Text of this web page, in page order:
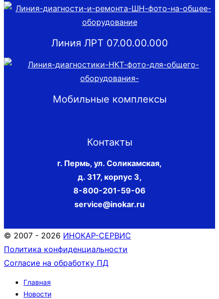
Линия ЛРТ 07.00.00.000
Мобильные комплексы
Контакты
г. Пермь, ул. Соликамская,
д. 317, корпус 3,
8-800-201-59-06
service@inokar.ru
© 2007 - 2026 ИНОКАР-СЕРВИС
Политика конфиденциальности
Согласие на обработку ПД
Главная
Новости